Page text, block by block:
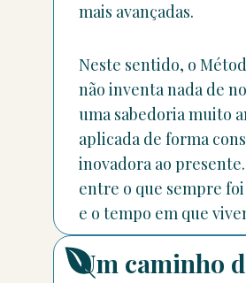
mais avançadas.
Neste sentido, o
não inventa nada de
uma sabedoria muito
aplicada de forma
inovadora ao
entre o que sempre
e o tempo em que
Um caminho